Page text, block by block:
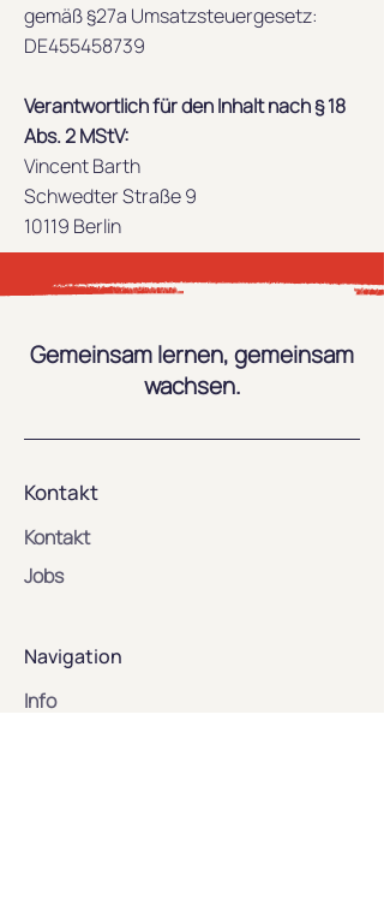
gemäß §27a Umsatzsteuergesetz:
DE455458739
Verantwortlich für den Inhalt nach § 18
Abs. 2 MStV:
Vincent Barth
Schwedter Straße 9
10119 Berlin
Gemeinsam lernen, gemeinsam
wachsen.
Kontakt
Kontakt
Jobs
Navigation
Info